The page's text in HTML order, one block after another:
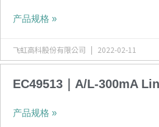
产品规格 »
飞虹高科股份有限公司 2022-02-11
EC49513｜A/L-300mA
产品规格 »